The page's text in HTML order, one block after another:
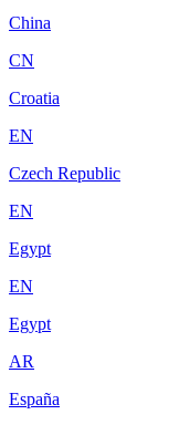
China
CN
Croatia
EN
Czech Republic
EN
Egypt
EN
Egypt
AR
España